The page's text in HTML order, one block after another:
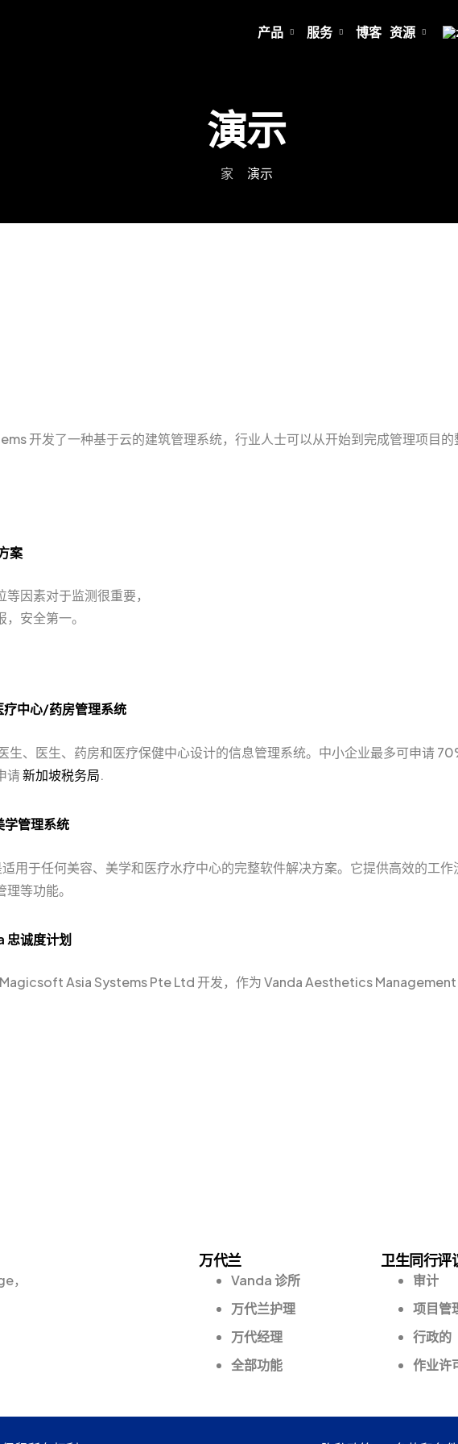
产品 服务 博客 资源
演示
家 演示
开发了一种基于云的建筑管理系统，行业人士可以从开始到完成管理项目
案
因素对于监测很重要，
安全第一。
中心/药房管理系统
生、医生、药房和医疗保健中心设计的信息管理系统。中小企业最多可申请
请新加坡税务局.
学管理系统
用于任何美容、美学和医疗水疗中心的完整软件解决方案。它提供高效的工
等功能。
忠诚度计划
Asia Systems Pte Ltd 开发，作为 Vanda Aesthetics
，
万代兰
Vanda 诊所
万代兰护理
万代经理
全部功能
卫生同行评
审计
项目管
行政的
作业许